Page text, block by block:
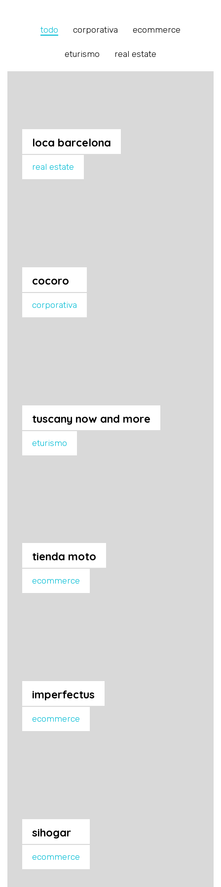
todo corporativa ecommerce
eturismo real estate
loca barcelona
real estate
cocoro
corporativa
tuscany now and more
eturismo
tienda moto
ecommerce
imperfectus
ecommerce
sihogar
ecommerce